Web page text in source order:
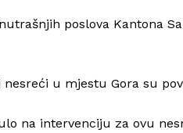
poslova Kantona
u mjestu Gora su
na intervenciju za ovu